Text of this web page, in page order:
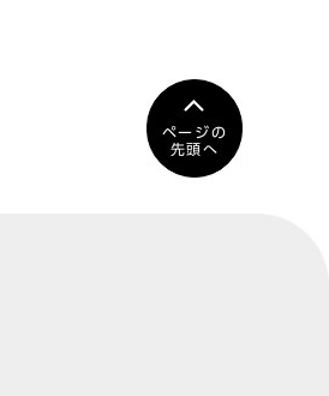
ページの
先頭へ